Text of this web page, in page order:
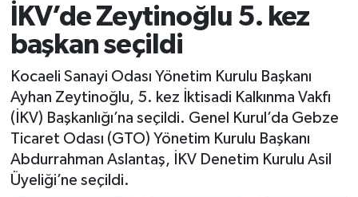
İKV’de Zeytinoğlu 5. kez
başkan seçildi
Kocaeli Sanayi Odası Yönetim Kurulu Başkanı
Ayhan Zeytinoğlu, 5. kez İktisadi Kalkınma Vakfı
(İKV) Başkanlığı’na seçildi. Genel Kurul’da Gebze
Ticaret Odası (GTO) Yönetim Kurulu Başkanı
Abdurrahman Aslantaş, İKV Denetim Kurulu Asil
Üyeliği’ne seçildi.
ETKİNLİK
GÜNCEL
HABERLER
KAPAK